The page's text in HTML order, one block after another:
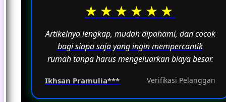
★★★★★★
Artikelnya lengkap, mudah dipahami, dan cocok
bagi siapa saja yang ingin mempercantik
rumah tanpa harus mengeluarkan biaya besar.
Ikhsan Pramulia*** Verifikasi Pelanggan